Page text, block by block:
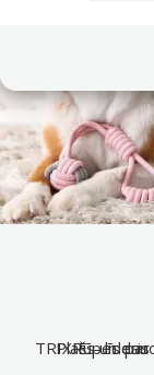
TRIXIE –
Plašs un
Rūpes